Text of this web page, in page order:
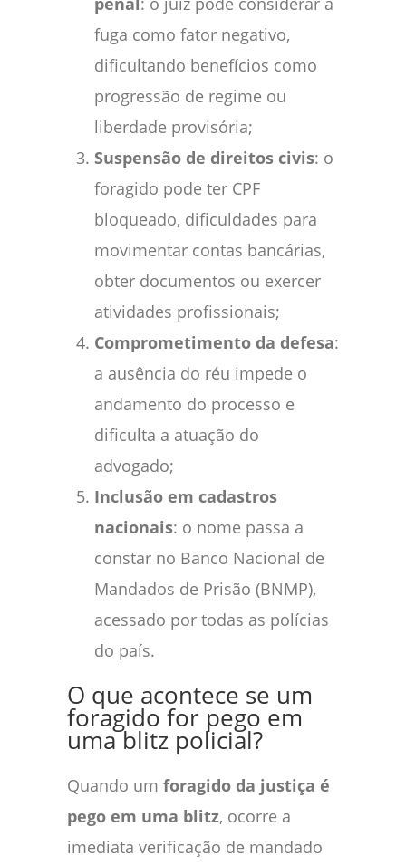
fuga como fator negativo,
dificultando benefícios como
progressão de regime ou
liberdade provisória;
Suspensão de direitos civis: o
foragido pode ter CPF
bloqueado, dificuldades para
movimentar contas bancárias,
obter documentos ou exercer
atividades profissionais;
Comprometimento da defesa:
a ausência do réu impede o
andamento do processo e
dificulta a atuação do
advogado;
Inclusão em cadastros
nacionais: o nome passa a
constar no Banco Nacional de
Mandados de Prisão (BNMP),
acessado por todas as polícias
do país.
O que acontece se um
foragido for pego em
uma blitz policial?
Quando um foragido da justiça é
pego em uma blitz, ocorre a
imediata verificação de mandado